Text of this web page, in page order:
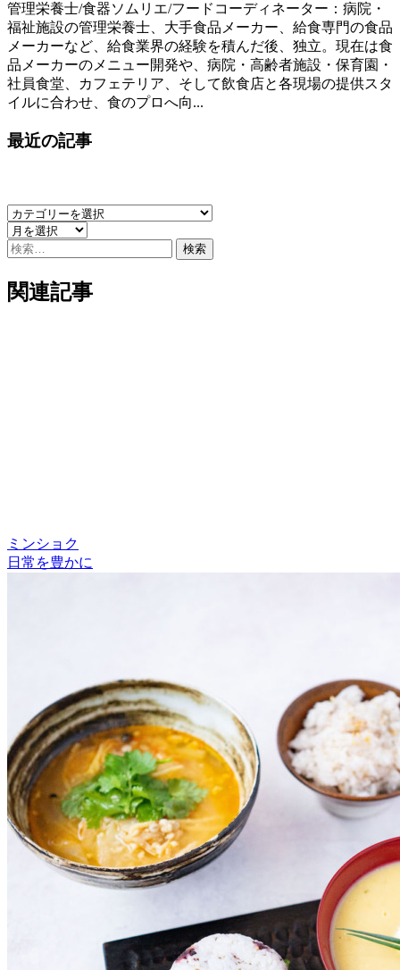
管理栄養士/食器ソムリエ/フードコーディネーター：病院・
福祉施設の管理栄養士、大手食品メーカー、給食専門の食品
メーカーなど、給食業界の経験を積んだ後、独立。現在は食
品メーカーのメニュー開発や、病院・高齢者施設・保育園・
社員食堂、カフェテリア、そして飲食店と各現場の提供スタ
イルに合わせ、食のプロへ向...
最近の記事
検
関連記事
ミンショク
日常を豊かに